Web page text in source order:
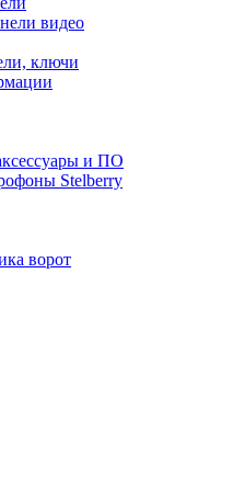
видео
ключи
и ПО
Stelberry
ворот